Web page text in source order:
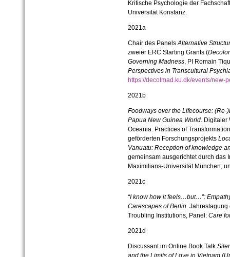
Kritische Psychologie der
Universität Konstanz.
2021a
Chair des PanelsAlternative
zweier ERC Starting Grants (
Governing Madness, PI Romain
Perspectives in Transcultural
https://decolmad.ku.dk/events/
2021b
Foodways over the Lifecourse:
Papua New Guinea World. Digitaler
Oceania. Practices of
geförderten Forschungsprojekts
Vanuatu: Reception of knowledge
gemeinsam ausgerichtet durch das
Maximilians-Universität München,
2021c
“I know how it feels…but…”:
Carescapes of Berlin. Jahrestagung
Troubling Institutions, Panel: Care
2021d
Discussant im Online Book Talk